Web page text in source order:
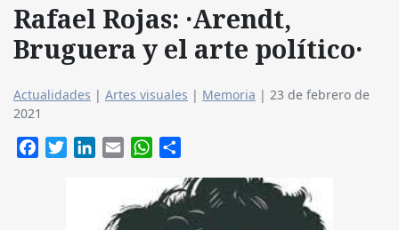
Rafael Rojas: ·Arendt,
Bruguera y el arte político·
Actualidades | Artes visuales | Memoria | 23 de febrero de
2021
FacebookTwitterLinkedIn
Email WhatsApp